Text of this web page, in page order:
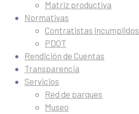
Matriz productiva
Normativas
Contratistas incumplidos
PDOT
Rendición de Cuentas
Transparencia
Servicios
Red de parques
Museo